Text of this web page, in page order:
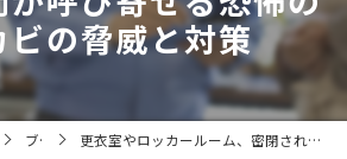
ビの脅威と対策
ブログ 更衣室やロッカールーム、密閉された空間が呼び寄せる恐怖の敵！カビの脅威と対策